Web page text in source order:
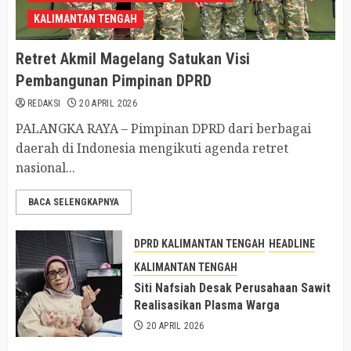
KALIMANTAN TENGAH
Retret Akmil Magelang Satukan Visi
Pembangunan Pimpinan DPRD
REDAKSI 20 APRIL 2026
PALANGKA RAYA – Pimpinan DPRD dari berbagai
daerah di Indonesia mengikuti agenda retret
nasional...
BACA SELENGKAPNYA
DPRD KALIMANTAN TENGAH
HEADLINE
KALIMANTAN TENGAH
Siti Nafsiah Desak Perusahaan Sawit
Realisasikan Plasma Warga
20 APRIL 2026